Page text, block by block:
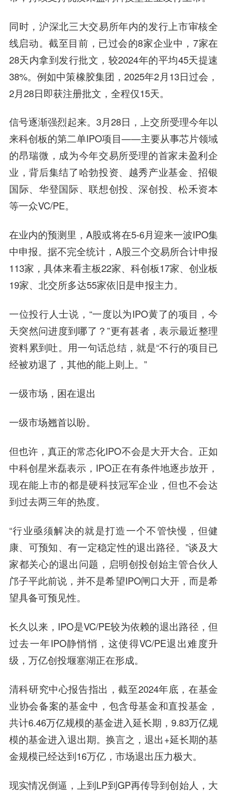
同时，沪深北三大交易所年内的发行上市审核全
线启动。截至目前，已过会的8家企业中，7家在
28天内拿到发行批文，较2024年的平均45天提速
38%。例如中策橡胶集团，2025年2月13日过会，
2月28日即获注册批文，全程仅15天。
信号逐渐强烈起来。3月28日，上交所受理今年以
来科创板的第二单IPO项目——主要从事芯片领域
的昂瑞微，成为今年交易所受理的首家未盈利企
业，背后集结了哈勃投资、越秀产业基金、招银
国际、华登国际、联想创投、深创投、松禾资本
等一众VC/PE。
在业内的预测里，A股或将在5-6月迎来一波IPO集
中申报。据不完全统计，A股三个交易所合计申报
113家，具体来看主板22家、科创板17家、创业板
19家、北交所多达55家依旧是申报主力。
一位投行人士说，“一度以为IPO黄了的项目，今
天突然问进度到哪了？”更有甚者，表示最近整理
资料累到吐。用一句话总结，就是“不行的项目已
经被劝退了，其他的能上则上。”
一级市场，困在退出
一级市场翘首以盼。
但也许，真正的常态化IPO不会是大开大合。正如
中科创星米磊表示，IPO正在有条件地逐步放开，
现在能上市的都是硬科技冠军企业，但也不会达
到过去两三年的热度。
“行业亟须解决的就是打造一个不管快慢，但健
康、可预知、有一定稳定性的退出路径。”谈及大
家都关心的退出问题，启明创投创始主管合伙人
邝子平此前说，并不是希望IPO闸口大开，而是希
望具备可预见性。
长久以来，IPO是VC/PE较为依赖的退出路径，但
过去一年IPO静悄悄，这使得VC/PE退出难度升
级，万亿创投堰塞湖正在形成。
清科研究中心报告指出，截至2024年底，在基金
业协会备案的基金中，包含母基金和直投基金，
共计6.46万亿规模的基金进入延长期，9.83万亿规
模的基金进入退出期。换言之，退出+延长期的基
金规模已经达到16万亿，市场退出压力极大。
现实情况倒逼，上到LP到GP再传导到创始人，大